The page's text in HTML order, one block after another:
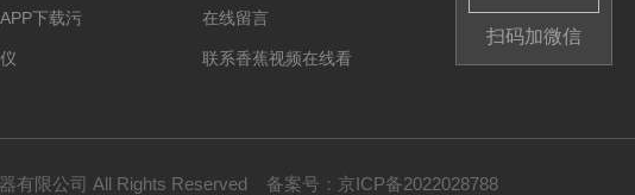
下载污 在线留言
联系香蕉视频在线看
扫码加微信
有限公司 All Rights Reserved 备案号： 京ICP备2022028788